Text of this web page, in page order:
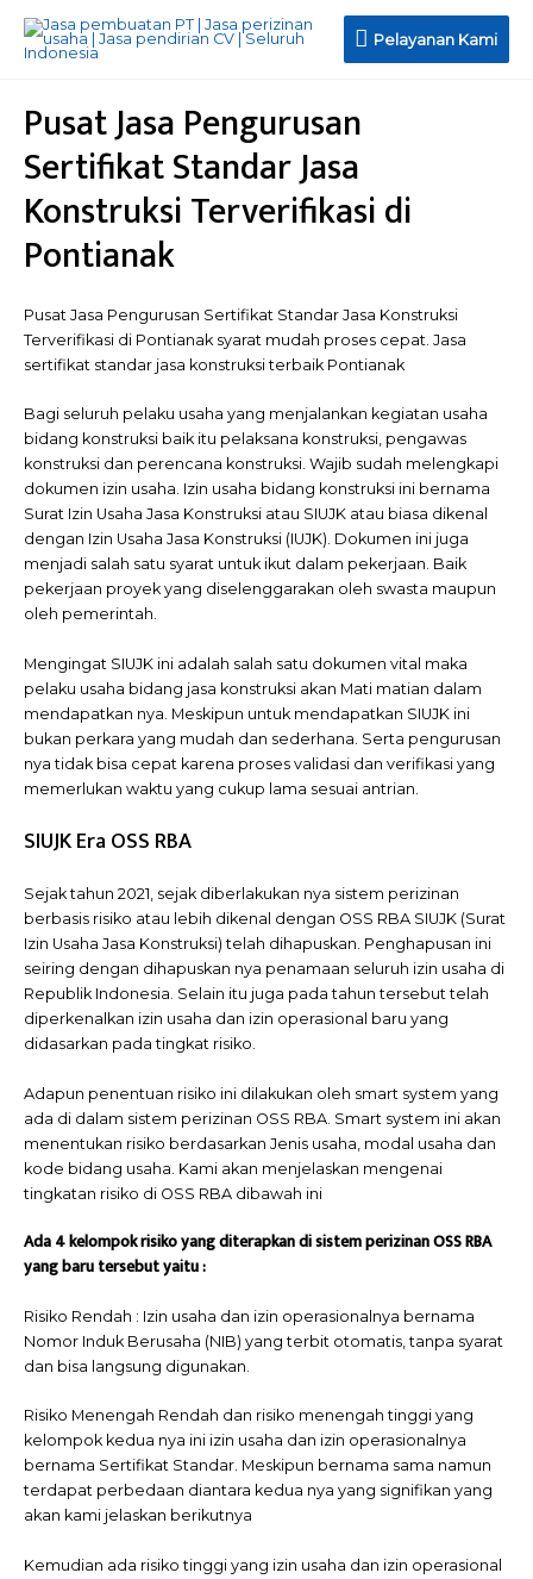
Pelayanan
Pelayanan Kami
Pusat Jasa Pengurusan
Sertifikat Standar Jasa
Konstruksi Terverifikasi di
Pontianak
Pusat Jasa Pengurusan Sertifikat Standar Jasa Konstruksi
Terverifikasi di Pontianak syarat mudah proses cepat. Jasa
sertifikat standar jasa konstruksi terbaik Pontianak
Bagi seluruh pelaku usaha yang menjalankan kegiatan usaha
bidang konstruksi baik itu pelaksana konstruksi, pengawas
konstruksi dan perencana konstruksi. Wajib sudah melengkapi
dokumen izin usaha. Izin usaha bidang konstruksi ini bernama
Surat Izin Usaha Jasa Konstruksi atau SIUJK atau biasa dikenal
dengan Izin Usaha Jasa Konstruksi (IUJK). Dokumen ini juga
menjadi salah satu syarat untuk ikut dalam pekerjaan. Baik
pekerjaan proyek yang diselenggarakan oleh swasta maupun
oleh pemerintah.
Mengingat SIUJK ini adalah salah satu dokumen vital maka
pelaku usaha bidang jasa konstruksi akan Mati matian dalam
mendapatkan nya. Meskipun untuk mendapatkan SIUJK ini
bukan perkara yang mudah dan sederhana. Serta pengurusan
nya tidak bisa cepat karena proses validasi dan verifikasi yang
memerlukan waktu yang cukup lama sesuai antrian.
SIUJK Era OSS RBA
Sejak tahun 2021, sejak diberlakukan nya sistem perizinan
berbasis risiko atau lebih dikenal dengan OSS RBA SIUJK (Surat
Izin Usaha Jasa Konstruksi) telah dihapuskan. Penghapusan ini
seiring dengan dihapuskan nya penamaan seluruh izin usaha di
Republik Indonesia. Selain itu juga pada tahun tersebut telah
diperkenalkan izin usaha dan izin operasional baru yang
didasarkan pada tingkat risiko.
Adapun penentuan risiko ini dilakukan oleh smart system yang
ada di dalam sistem perizinan OSS RBA. Smart system ini akan
menentukan risiko berdasarkan Jenis usaha, modal usaha dan
kode bidang usaha. Kami akan menjelaskan mengenai
tingkatan risiko di OSS RBA dibawah ini
Ada 4 kelompok risiko yang diterapkan di sistem perizinan OSS RBA
yang baru tersebut yaitu :
Risiko Rendah : Izin usaha dan izin operasionalnya bernama
Nomor Induk Berusaha (NIB) yang terbit otomatis, tanpa syarat
dan bisa langsung digunakan.
Risiko Menengah Rendah dan risiko menengah tinggi yang
kelompok kedua nya ini izin usaha dan izin operasionalnya
bernama Sertifikat Standar. Meskipun bernama sama namun
terdapat perbedaan diantara kedua nya yang signifikan yang
akan kami jelaskan berikutnya
Kemudian ada risiko tinggi yang izin usaha dan izin operasional